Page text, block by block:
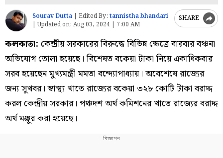
Sourav Dutta Edited By: tannistha bhandari
|Updated on: Aug 03, 2024 | 7:00 AM
SHARE
কলকাতা: কেন্দ্রীয় সরকারের বিরুদ্ধে বিভিন্ন ক্ষেত্রে বারবার বঞ্চনা
অভিযোগ তোলা হয়েছে। বিশেষত বকেয়া টাকা নিয়ে একাধিকবার
সরব হয়েছেন মুখ্যমন্ত্রী মমতা বন্দ্যোপাধ্যায়। অবেশেষে রাজ্যের
জন্য সুখবর। স্বাস্থ্য খাতে রাজ্যের বকেয়া ৩২৮ কোটি টাকা বরাদ্দ
করল কেন্দ্রীয় সরকার। পঞ্চদশ অর্থ কমিশনের খাতে রাজ্যের বরাদ্দ
অর্থ মঞ্জুর করা হয়েছে।